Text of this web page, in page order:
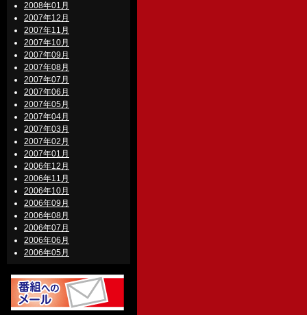
2008年01月
2007年12月
2007年11月
2007年10月
2007年09月
2007年08月
2007年07月
2007年06月
2007年05月
2007年04月
2007年03月
2007年02月
2007年01月
2006年12月
2006年11月
2006年10月
2006年09月
2006年08月
2006年07月
2006年06月
2006年05月